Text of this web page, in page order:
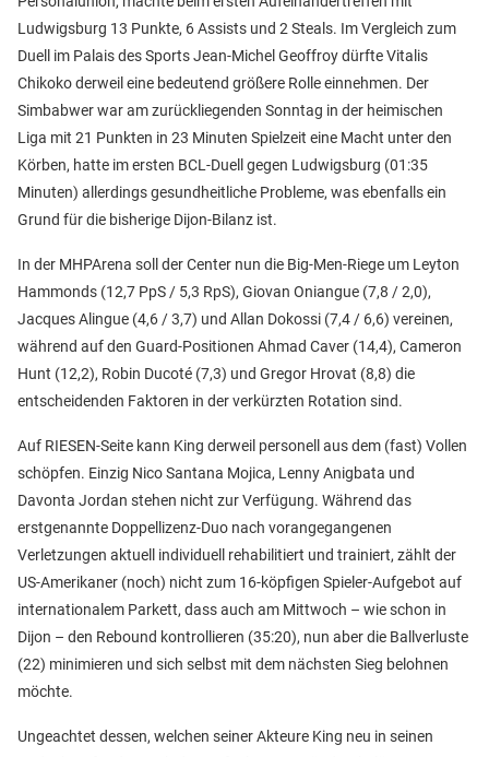
Ludwigsburg 13 Punkte, 6 Assists und 2 Steals. Im Vergleich zum
Duell im Palais des Sports Jean-Michel Geoffroy dürfte Vitalis
Chikoko derweil eine bedeutend größere Rolle einnehmen. Der
Simbabwer war am zurückliegenden Sonntag in der heimischen
Liga mit 21 Punkten in 23 Minuten Spielzeit eine Macht unter den
Körben, hatte im ersten BCL-Duell gegen Ludwigsburg (01:35
Minuten) allerdings gesundheitliche Probleme, was ebenfalls ein
Grund für die bisherige Dijon-Bilanz ist.
In der MHPArena soll der Center nun die Big-Men-Riege um Leyton
Hammonds (12,7 PpS / 5,3 RpS), Giovan Oniangue (7,8 / 2,0),
Jacques Alingue (4,6 / 3,7) und Allan Dokossi (7,4 / 6,6) vereinen,
während auf den Guard-Positionen Ahmad Caver (14,4), Cameron
Hunt (12,2), Robin Ducoté (7,3) und Gregor Hrovat (8,8) die
entscheidenden Faktoren in der verkürzten Rotation sind.
Auf RIESEN-Seite kann King derweil personell aus dem (fast) Vollen
schöpfen. Einzig Nico Santana Mojica, Lenny Anigbata und
Davonta Jordan stehen nicht zur Verfügung. Während das
erstgenannte Doppellizenz-Duo nach vorangegangenen
Verletzungen aktuell individuell rehabilitiert und trainiert, zählt der
US-Amerikaner (noch) nicht zum 16-köpfigen Spieler-Aufgebot auf
internationalem Parkett, dass auch am Mittwoch – wie schon in
Dijon – den Rebound kontrollieren (35:20), nun aber die Ballverluste
(22) minimieren und sich selbst mit dem nächsten Sieg belohnen
möchte.
Ungeachtet dessen, welchen seiner Akteure King neu in seinen